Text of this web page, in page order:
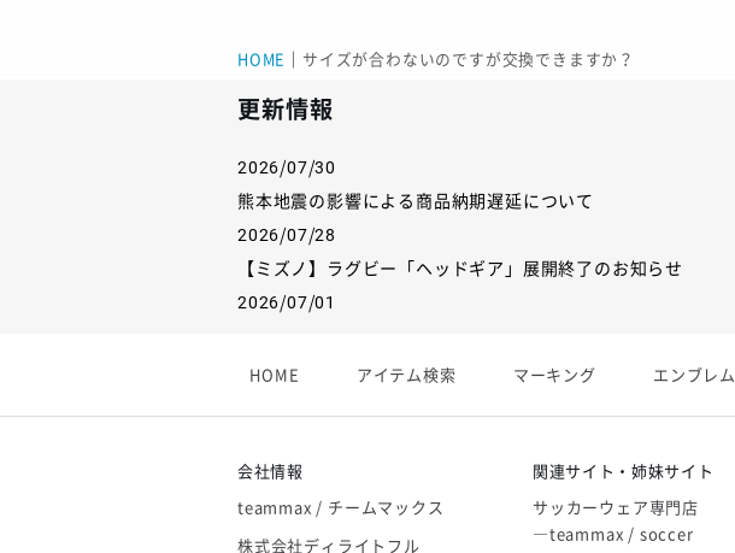
HOME ｜サイズが合わないのですが交換できますか？
更新情報
2026/07/30
熊本地震の影響による商品納期遅延について
2026/07/28
【ミズノ】ラグビー「ヘッドギア」展開終了のお知らせ
2026/07/01
2026/06/09
ゴールデンウィーク休業のお知らせ
HOME アイテム検索 マーキング エンブレム
会社情報
teammax / チームマックス
株式会社ディライトフル
関連サイト・姉妹サイト
サッカーウェア専門店
―teammax / soccer